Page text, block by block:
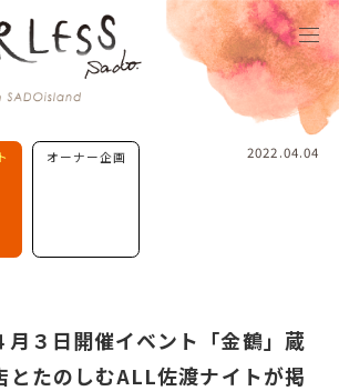
オーナー企画 2022.04.04
月３日開催イベント「金鶴」蔵
とたのしむALL佐渡ナイトが掲